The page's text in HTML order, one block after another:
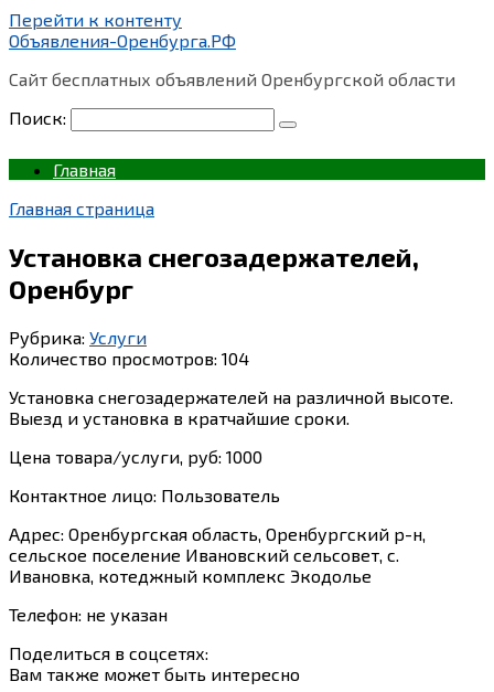
Перейти к контенту
Объявления-Оренбурга.РФ
Сайт бесплатных объявлений Оренбургской области
Поиск:
Главная
Главная страница
Установка снегозадержателей,
Оренбург
Рубрика: Услуги
Количество просмотров: 104
Установка снегозадержателей на различной высоте.
Выезд и установка в кратчайшие сроки.
Цена товара/услуги, руб: 1000
Контактное лицо: Пользователь
Адрес: Оренбургская область, Оренбургский р-н,
сельское поселение Ивановский сельсовет, с.
Ивановка, котеджный комплекс Экодолье
Телефон: не указан
Поделиться в соцсетях:
Вам также может быть интересно